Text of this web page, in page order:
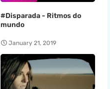
#Disparada - Ritmos do
mundo
January 21, 2019